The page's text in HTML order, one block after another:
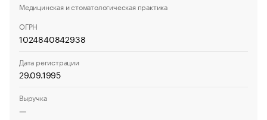
Медицинская и стоматологическая практика
ОГРН
1024840842938
Дата регистрации
29.09.1995
Выручка
—